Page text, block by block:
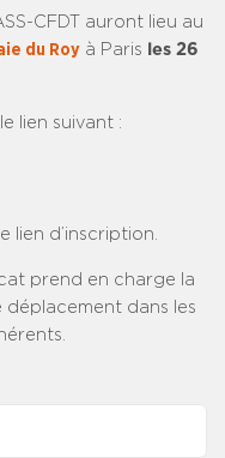
CFDT auront lieu au
du Roy à Paris les 26
lien suivant :
lien d’inscription.
prend en charge la
déplacement dans les